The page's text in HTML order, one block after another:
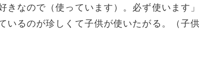
きなので（使っています）。必ず使います」
いるのが珍しくて子供が使いたがる。（子